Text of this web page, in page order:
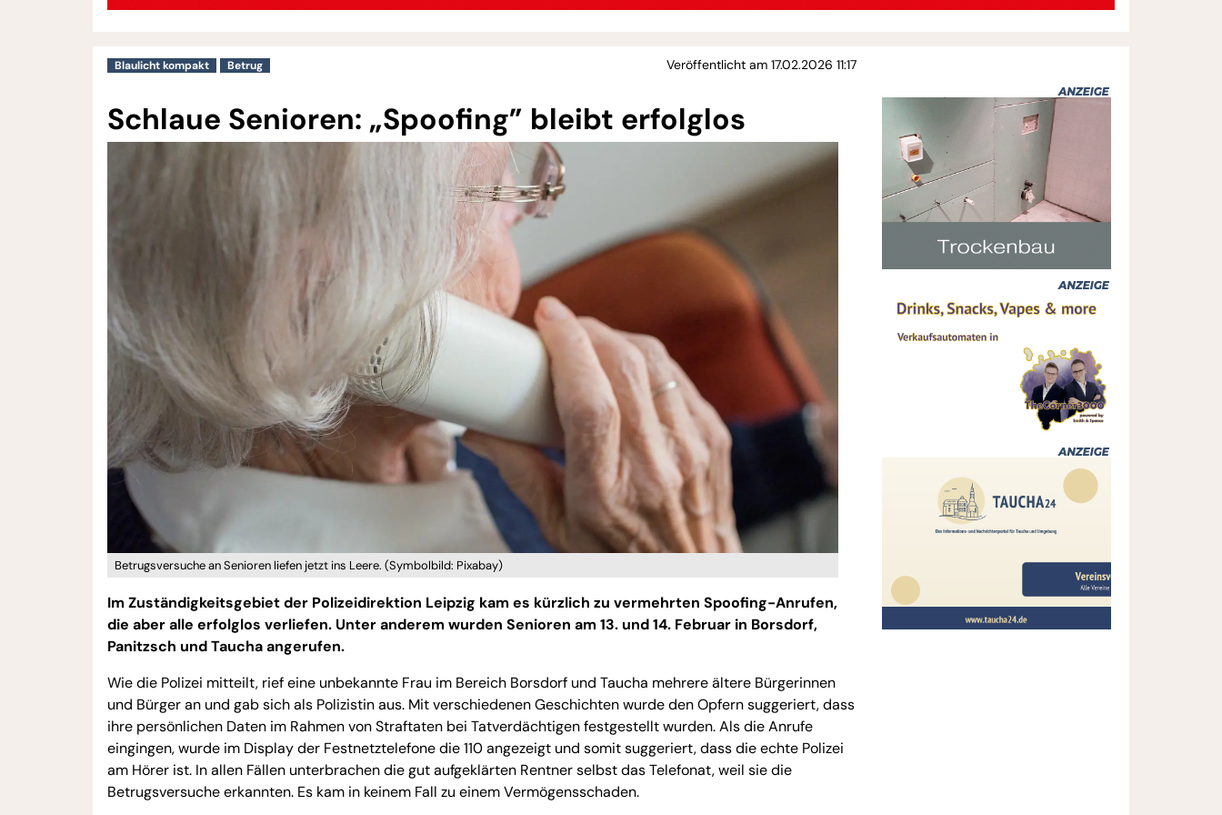
Blaulicht kompakt Betrug Veröffentlicht am 17.02.2026 11:17
Schlaue Senioren: „Spoofing” bleibt erfolglos
Betrugsversuche an Senioren liefen jetzt ins Leere. (Symbolbild: Pixabay)
Im Zuständigkeitsgebiet der Polizeidirektion Leipzig kam es kürzlich zu vermehrten Spoofing-Anrufen,
die aber alle erfolglos verliefen. Unter anderem wurden Senioren am 13. und 14. Februar in Borsdorf,
Panitzsch und Taucha angerufen.
Wie die Polizei mitteilt, rief eine unbekannte Frau im Bereich Borsdorf und Taucha mehrere ältere Bürgerinnen
und Bürger an und gab sich als Polizistin aus. Mit verschiedenen Geschichten wurde den Opfern suggeriert, dass
ihre persönlichen Daten im Rahmen von Straftaten bei Tatverdächtigen festgestellt wurden. Als die Anrufe
eingingen, wurde im Display der Festnetztelefone die 110 angezeigt und somit suggeriert, dass die echte Polizei
am Hörer ist. In allen Fällen unterbrachen die gut aufgeklärten Rentner selbst das Telefonat, weil sie die
Betrugsversuche erkannten. Es kam in keinem Fall zu einem Vermögensschaden.